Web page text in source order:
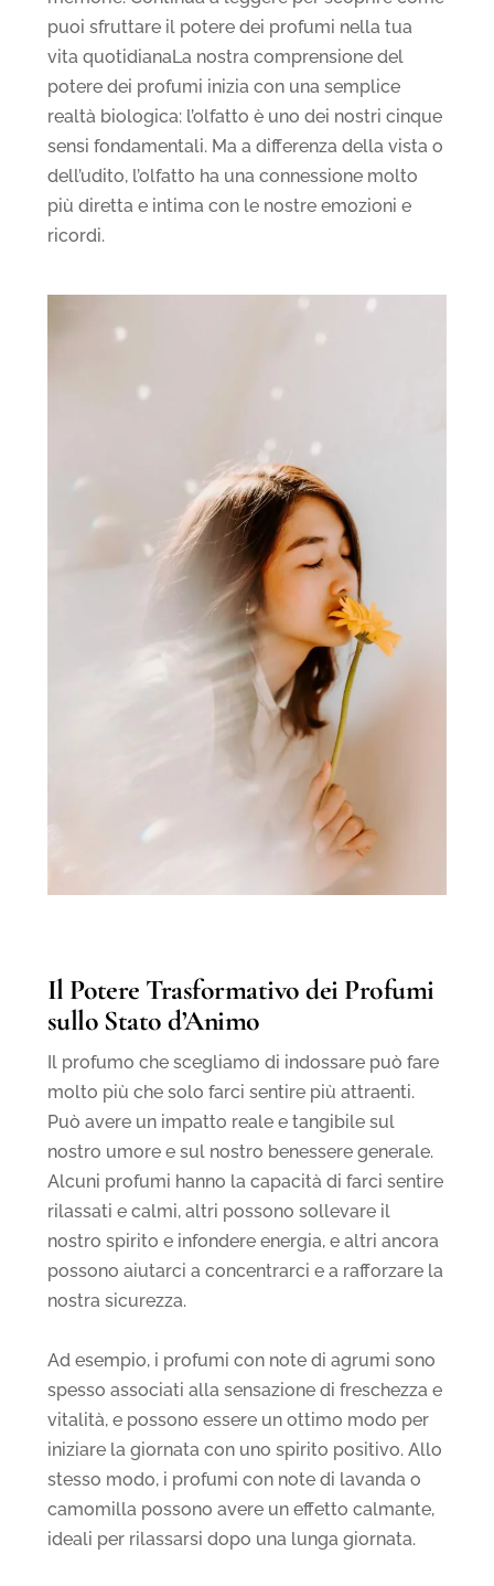
puoi sfruttare il potere dei profumi nella tua
vita quotidianaLa nostra comprensione del
potere dei profumi inizia con una semplice
realtà biologica: l’olfatto è uno dei nostri cinque
sensi fondamentali. Ma a differenza della vista o
dell’udito, l’olfatto ha una connessione molto
più diretta e intima con le nostre emozioni e
ricordi.
Il Potere Trasformativo dei Profumi
sullo Stato d’Animo
Il profumo che scegliamo di indossare può fare
molto più che solo farci sentire più attraenti.
Può avere un impatto reale e tangibile sul
nostro umore e sul nostro benessere generale.
Alcuni profumi hanno la capacità di farci sentire
rilassati e calmi, altri possono sollevare il
nostro spirito e infondere energia, e altri ancora
possono aiutarci a concentrarci e a rafforzare la
nostra sicurezza.
Ad esempio, i profumi con note di agrumi sono
spesso associati alla sensazione di freschezza e
vitalità, e possono essere un ottimo modo per
iniziare la giornata con uno spirito positivo. Allo
stesso modo, i profumi con note di lavanda o
camomilla possono avere un effetto calmante,
ideali per rilassarsi dopo una lunga giornata.